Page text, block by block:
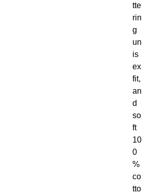
tte
rin
g
un
is
ex
fit,
an
d
so
ft
10
0
%
co
tto